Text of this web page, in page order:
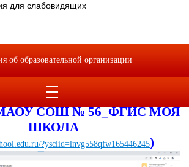
техническое
инвалидов и лиц с
возможностями
СОШ № 56_ФГИС МОЯ
ШКОЛА
?ysclid=lnvg558qfw165446245)
для слабовидящих
об образовательной организации